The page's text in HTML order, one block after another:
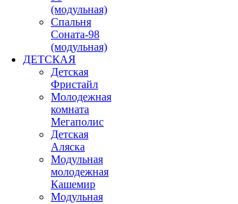
(модульная)
Спальня
Соната-98
(модульная)
ДЕТСКАЯ
Детская
Фристайл
Молодежная
комната
Мегаполис
Детская
Аляска
Модульная
молодежная
Кашемир
Модульная